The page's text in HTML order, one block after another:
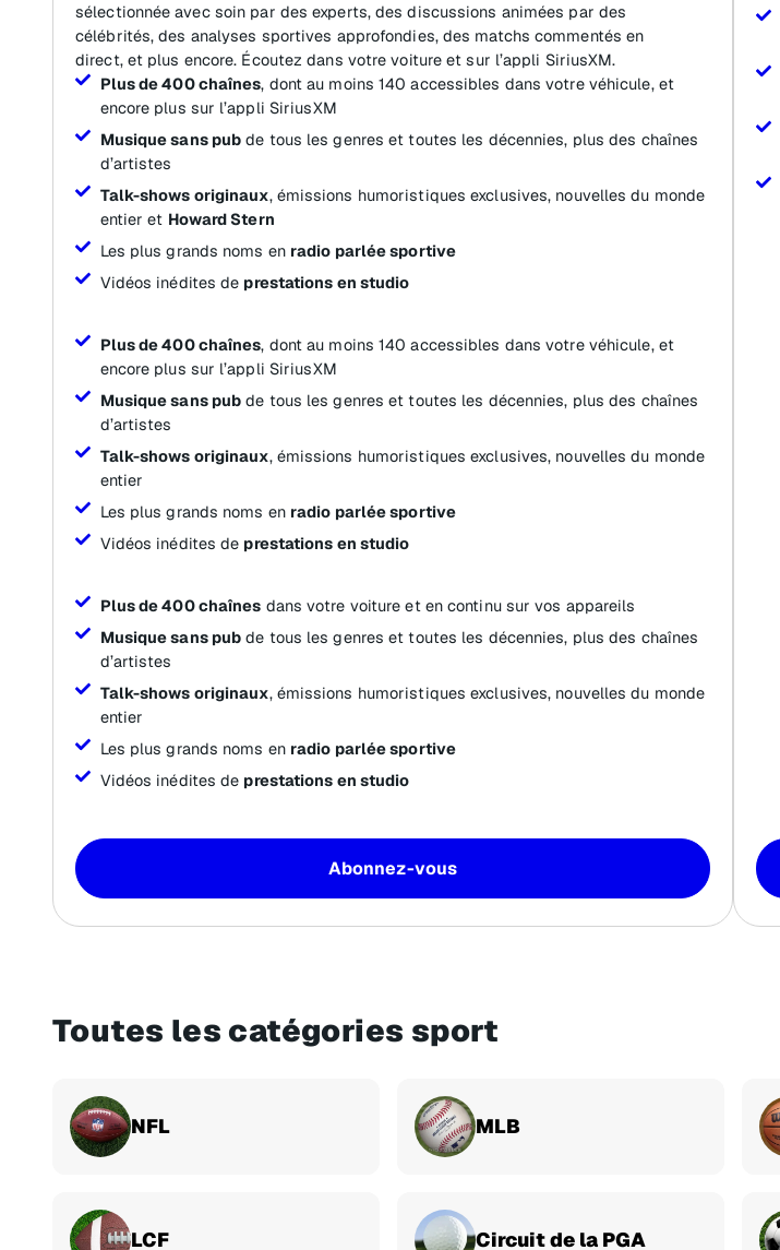
sélectionnée avec soin par des experts, des discussions animées par des
célébrités, des analyses sportives approfondies, des matchs commentés en
direct, et plus encore. Écoutez dans votre voiture et sur l’appli SiriusXM.
Plus de 400 chaînes, dont au moins 140 accessibles dans votre véhicule, et
encore plus sur l’appli SiriusXM
Musique sans pub de tous les genres et toutes les décennies, plus des chaînes
d’artistes
Talk-shows originaux, émissions humoristiques exclusives, nouvelles du monde
entier et Howard Stern
Les plus grands noms en radio parlée sportive
Vidéos inédites de prestations en studio
Plus de 400 chaînes, dont au moins 140 accessibles dans votre véhicule, et
encore plus sur l’appli SiriusXM
Musique sans pub de tous les genres et toutes les décennies, plus des chaînes
d’artistes
Talk-shows originaux, émissions humoristiques exclusives, nouvelles du monde
entier
Les plus grands noms en radio parlée sportive
Vidéos inédites de prestations en studio
Plus de 400 chaînes dans votre voiture et en continu sur vos appareils
Musique sans pub de tous les genres et toutes les décennies, plus des chaînes
d’artistes
Talk-shows originaux, émissions humoristiques exclusives, nouvelles du monde
entier
Les plus grands noms en radio parlée sportive
Vidéos inédites de prestations en studio
Abonnez-vous
Toutes les catégories sport
NFL MLB
LCF Circuit de la PGA